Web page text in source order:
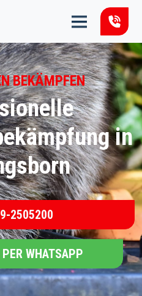
BEKÄMPFEN
in
2505200
PER WHATSAPP